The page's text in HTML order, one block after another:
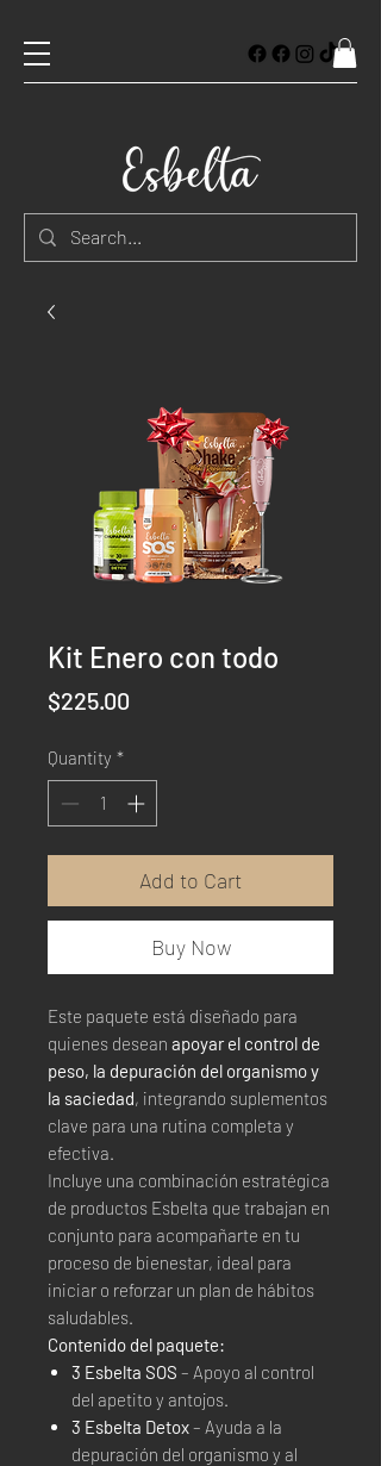
Kit Enero con todo
$225.00
Quantity *
Add to Cart
Buy Now
Este paquete está diseñado para
quienes desean apoyar el control de
peso, la depuración del organismo y
la saciedad, integrando suplementos
clave para una rutina completa y
efectiva.
Incluye una combinación estratégica
de productos Esbelta que trabajan en
conjunto para acompañarte en tu
proceso de bienestar, ideal para
iniciar o reforzar un plan de hábitos
saludables.
Contenido del paquete:
3 Esbelta SOS – Apoyo al control
del apetito y antojos.
3 Esbelta Detox– Ayuda a la
depuración del organismo y al